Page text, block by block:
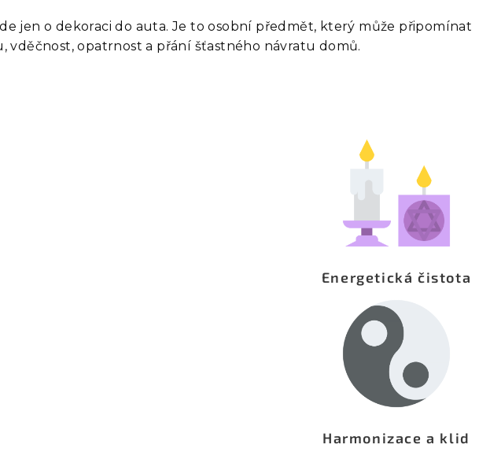
jen o dekoraci do auta. Je to osobní předmět, který může připomínat
vděčnost, opatrnost a přání šťastného návratu domů.
Energetická čistota
Harmonizace a klid